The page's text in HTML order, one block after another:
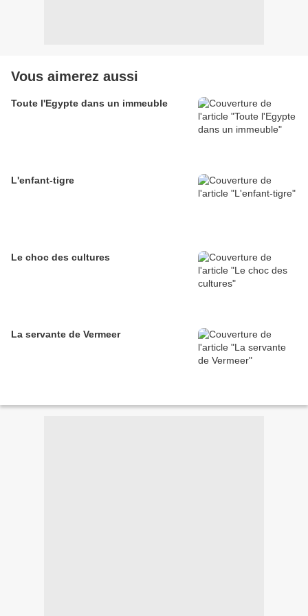
Vous aimerez aussi
Toute l'Egypte dans un immeuble
L'enfant-tigre
Le choc des cultures
La servante de Vermeer